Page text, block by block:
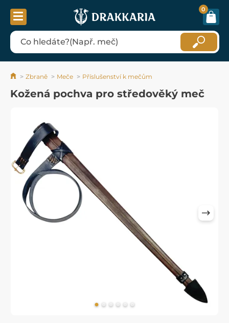
0
Zbraně Meče Příslušenství k mečům
Kožená pochva pro středověký meč